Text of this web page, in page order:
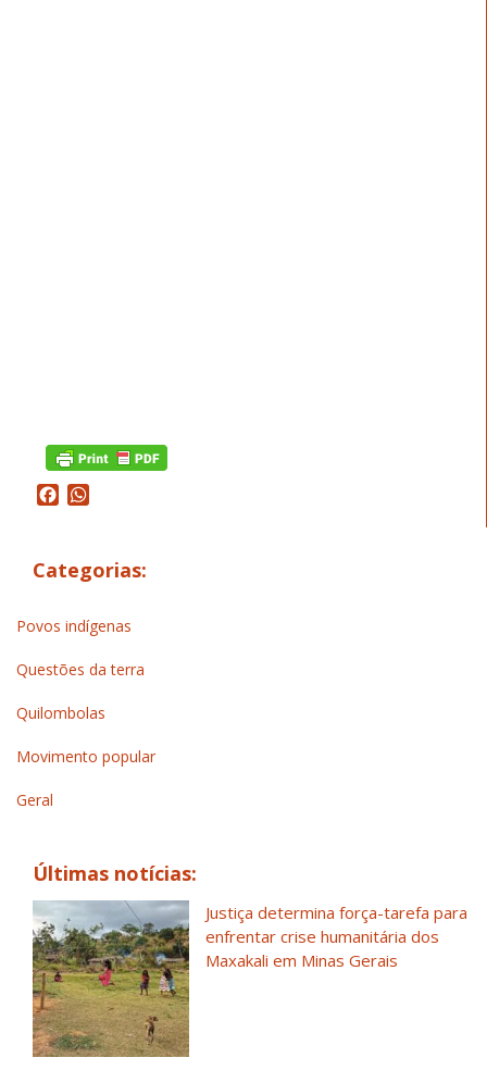
Facebook
Categorias:
Povos indígenas
Questões da terra
Quilombolas
Movimento popular
Geral
Últimas notícias:
Justiça determina força-tarefa para
enfrentar crise humanitária dos
Maxakali em Minas Gerais